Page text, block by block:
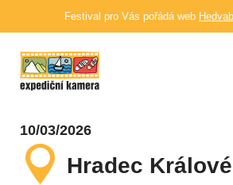
Festival pro Vás pořádá web
10/03/2026
Hradec Králové